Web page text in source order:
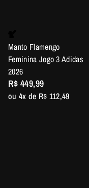
Manto Flamengo
Feminina Jogo 3 Adidas
2026
R$ 449,99
ou 4x de R$ 112,49